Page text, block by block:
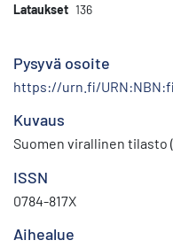
Lataukset 136
Pysyvä osoite
https://urn.fi/
Kuvaus
Suomen virallinen tilasto
ISSN
0784-817X
Aihealue